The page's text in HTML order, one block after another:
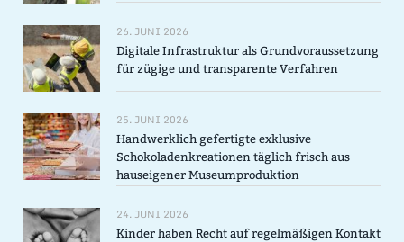
26. JUNI 2026
Digitale Infrastruktur als Grundvoraussetzung
für zügige und transparente Verfahren
25. JUNI 2026
Handwerklich gefertigte exklusive
Schokoladenkreationen täglich frisch aus
hauseigener Museumproduktion
24. JUNI 2026
Kinder haben Recht auf regelmäßigen Kontakt